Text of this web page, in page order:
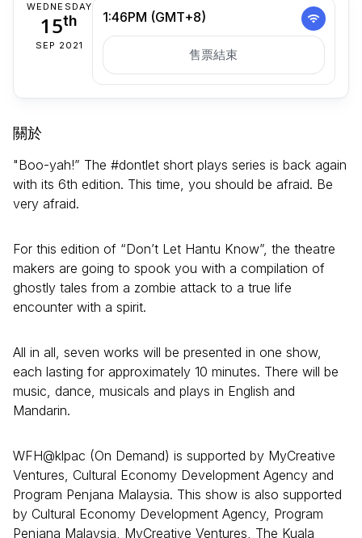
WEDNESDAY
15th
SEP 2021
1:46PM (GMT+8)
售票結束
關於
"Boo-yah!” The #dontlet short plays series is back again
with its 6th edition. This time, you should be afraid. Be
very afraid.
For this edition of “Don’t Let Hantu Know”, the theatre
makers are going to spook you with a compilation of
ghostly tales from a zombie attack to a true life
encounter with a spirit.
All in all, seven works will be presented in one show,
each lasting for approximately 10 minutes. There will be
music, dance, musicals and plays in English and
Mandarin.
WFH@klpac (On Demand) is supported by MyCreative
Ventures, Cultural Economy Development Agency and
Program Penjana Malaysia. This show is also supported
by Cultural Economy Development Agency, Program
Penjana Malaysia, MyCreative Ventures, The Kuala